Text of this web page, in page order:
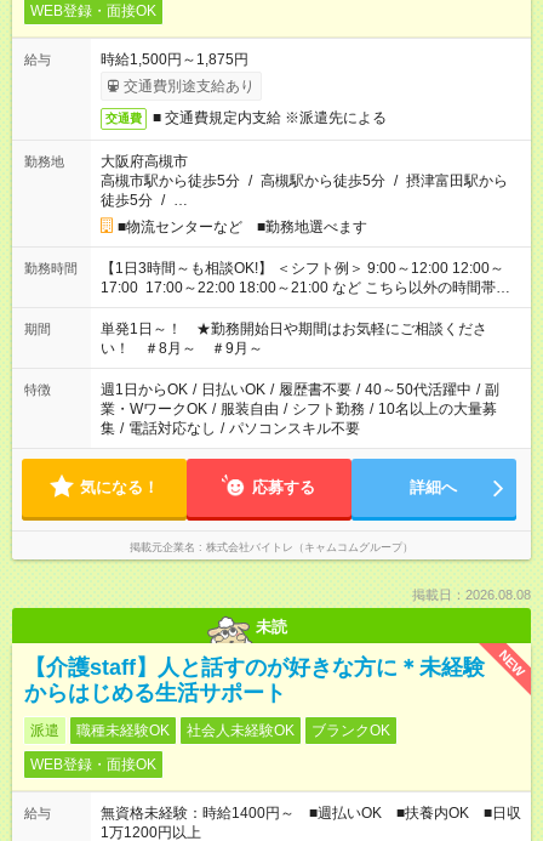
WEB登録・面接OK
給与
時給1,500円～1,875円
交通費別途支給あり
交通費 ■ 交通費規定内支給 ※派遣先による
勤務地
大阪府高槻市
高槻市駅から徒歩5分 / 高槻駅から徒歩5分 / 摂津富田駅から
徒歩5分 / …
■物流センターなど ■勤務地選べます
勤務時間
【1日3時間～も相談OK!】 ＜シフト例＞ 9:00～12:00 12:00～
17:00 17:00～22:00 18:00～21:00 など こちら以外の時間帯も
お気軽にご相談ください！
期間
単発1日～！ ★勤務開始日や期間はお気軽にご相談くださ
い！ ＃8月～ ＃9月～
特徴 週1日からOK / 日払いOK / 履歴書不要 / 40～50代活躍中 / 副
業・WワークOK / 服装自由 / シフト勤務 / 10名以上の大量募
集 / 電話対応なし / パソコンスキル不要
気になる！ 応募する 詳細へ
掲載元企業名 株式会社バイトレ（キャムコムグループ）
掲載日：2026.08.08
未読
NEW
【介護staff】人と話すのが好きな方に＊未経験
からはじめる生活サポート
派遣 職種未経験OK 社会人未経験OK
ブランクOK
WEB登録・面接OK
給与
無資格未経験：時給1400円～ ■週払いOK ■扶養内OK ■日収
1万1200円以上